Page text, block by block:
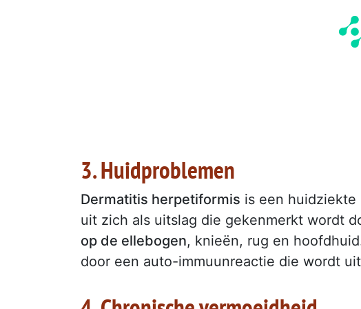
3. Huidproblemen
Dermatitis herpetiformis is een huidziekte
uit zich als uitslag die gekenmerkt wordt
op de ellebogen, knieën, rug en
door een auto-immuunreactie die wordt